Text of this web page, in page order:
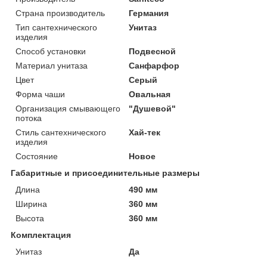
Страна производитель
Германия
Тип сантехнического
изделия
Унитаз
Способ установки
Подвесной
Материал унитаза
Санфарфор
Цвет
Серый
Форма чаши
Овальная
Организация смывающего
потока
"Душевой"
Стиль сантехнического
изделия
Хай-тек
Состояние
Новое
Габаритные и присоединительные размеры
Длина
490 мм
Ширина
360 мм
Высота
360 мм
Комплектация
Унитаз
Да